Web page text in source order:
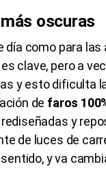
oscuras
día como para
clave, pero a
y esto dificulta
de faros
y
de luces de
y va